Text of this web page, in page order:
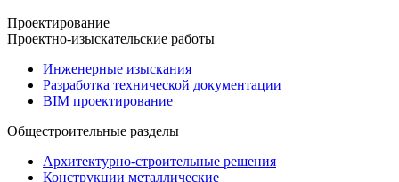
Проектирование
Проектно-изыскательские работы
Инженерные изыскания
Разработка технической документации
BIM проектирование
Общестроительные разделы
Архитектурно-строительные решения
Конструкции металлические